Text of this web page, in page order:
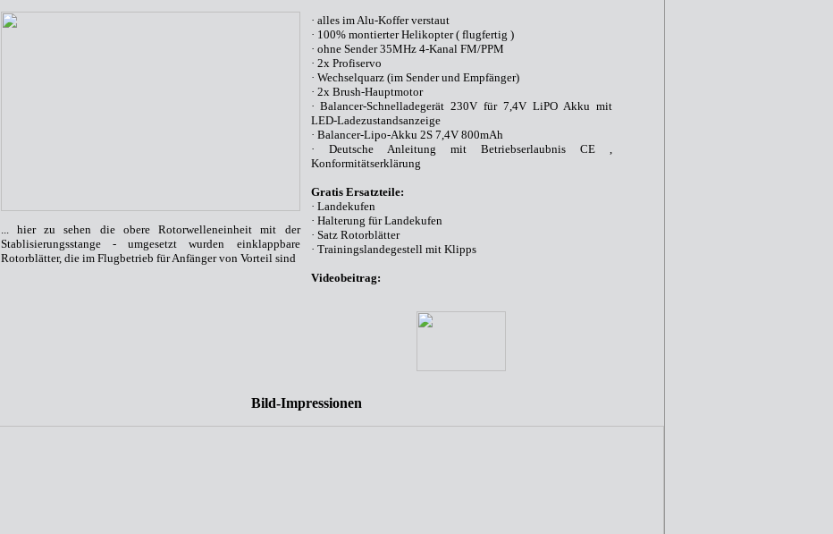
... hier zu sehen die obere Rotorwelleneinheit mit der
Stablisierungsstange - umgesetzt wurden einklappbare
Rotorblätter, die im Flugbetrieb für Anfänger von Vorteil sind
· alles im Alu-Koffer verstaut
· 100% montierter Helikopter ( flugfertig )
· ohne Sender 35MHz 4-Kanal FM/PPM
· 2x Profiservo
· Wechselquarz (im Sender und Empfänger)
· 2x Brush-Hauptmotor
· Balancer-Schnelladegerät 230V für 7,4V LiPO Akku mit
LED-Ladezustandsanzeige
· Balancer-Lipo-Akku 2S 7,4V 800mAh
· Deutsche Anleitung mit Betriebserlaubnis CE ,
Konformitätserklärung
Gratis Ersatzteile:
· Landekufen
· Halterung für Landekufen
· Satz Rotorblätter
· Trainingslandegestell mit Klipps
Videobeitrag:
Bild-Impressionen